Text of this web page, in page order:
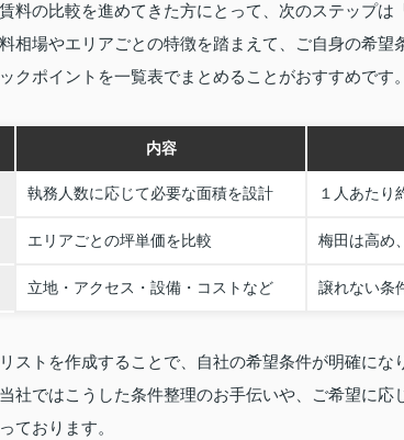
料の比較を進めてきた方にとって、次のステップ
相場やエリアごとの特徴を踏まえて、ご自身の希
クポイントを一覧表でまとめることがおすすめです。
内容
執務人数に応じて必要な面積を設計 １人あたり
エリアごとの坪単価を比較 梅田は高め
立地・アクセス・設備・コストなど 譲れない条
ストを作成することで、自社の希望条件が明確に
社ではこうした条件整理のお手伝いや、ご希望に
ております。